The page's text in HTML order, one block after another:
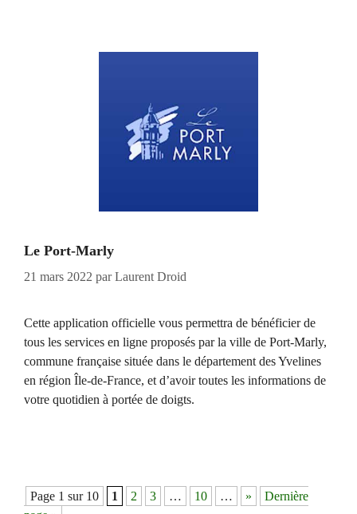
Le Port-Marly
21 mars 2022 parLaurent Droid
Cette application officielle vous permettra de bénéficier de
tous les services en ligne proposés par la ville de Port-Marly,
commune française située dans le département des Yvelines
en région Île-de-France, et d’avoir toutes les informations de
votre quotidien à portée de doigts.
Navigation
Page 1 sur 10 1 2 3 … 10 … »
Dernière